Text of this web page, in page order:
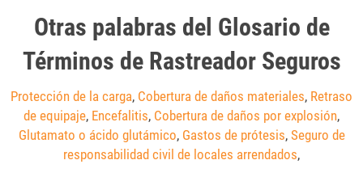
Otras palabras del Glosario de
Términos de Rastreador Seguros
Protección de la carga, Cobertura de daños materiales, Retraso
de equipaje, Encefalitis, Cobertura de daños por explosión,
Glutamato o ácido glutámico, Gastos de prótesis, Seguro de
responsabilidad civil de locales arrendados,